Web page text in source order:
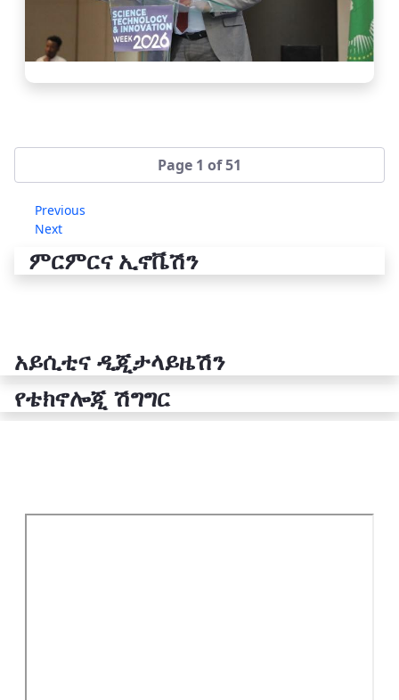
Page 1 of 51
Previous
Next
ምርምርና ኢኖቬሽን
አይሲቲና ዲጂታላይዜሽን
የቴክኖሎጂ ሽግግር